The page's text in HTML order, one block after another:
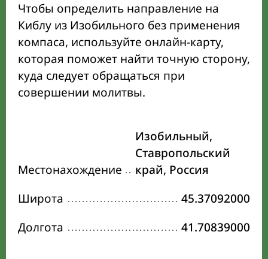
Чтобы определить направление на
Киблу из Изобильного без применения
компаса, используйте онлайн-карту,
которая поможет найти точную сторону,
куда следует обращаться при
совершении молитвы.
Местонахождение
Изобильный,
Ставропольский
край, Россия
Широта
45.37092000
Долгота
41.70839000